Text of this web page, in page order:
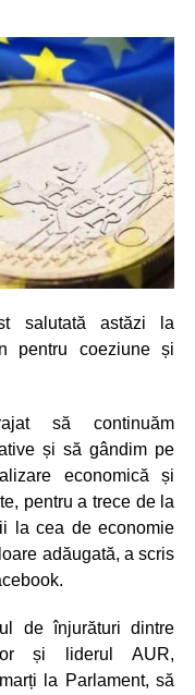
salutată astăzi la
pentru coeziune și
să continuăm
și să gândim pe
economică și
pentru a trece de la
la cea de economie
adăugată, a scris
de înjurături dintre
și liderul AUR,
la Parlament, să